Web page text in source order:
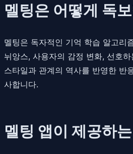
멜팅은 어떻게 독
멜팅은 독자적인 기억 학습 알고리
뉘앙스, 사용자의 감정 변화, 선호
스타일과 관계의 역사를 반영한 반
사합니다.
멜팅 앱이 제공하